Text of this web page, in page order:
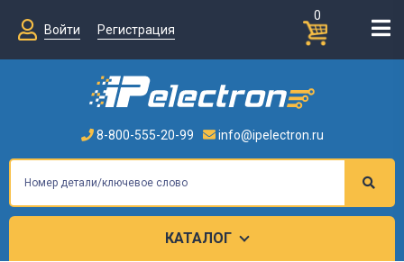
0
Войти
Регистрация
8-800-555-20-99 info@ipelectron.ru
КАТАЛОГ